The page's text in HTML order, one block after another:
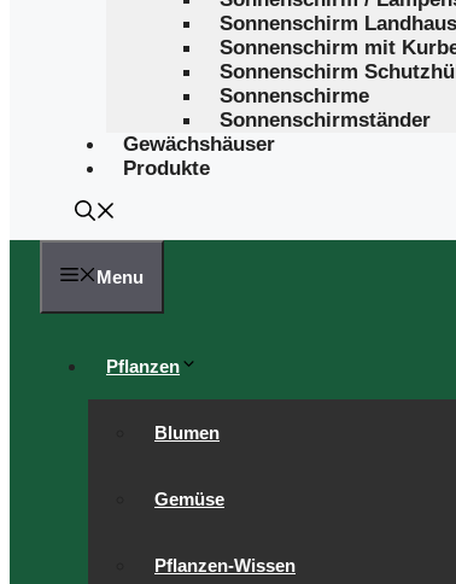
Sonnenschirm
Sonnenschirm mit
Sonnenschirm
Sonnenschirme
Sonnenschirmständer
Gewächshäuser
Produkte
Menu
Pflanzen
Blumen
Gemüse
Pflanzen-Wissen